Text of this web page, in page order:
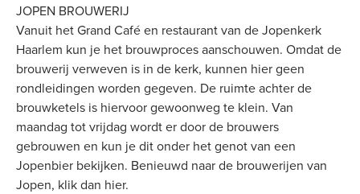
JOPEN BROUWERIJ
Vanuit het Grand Café en restaurant van de Jopenkerk
Haarlem kun je het brouwproces aanschouwen. Omdat de
brouwerij verweven is in de kerk, kunnen hier geen
rondleidingen worden gegeven. De ruimte achter de
brouwketels is hiervoor gewoonweg te klein. Van
maandag tot vrijdag wordt er door de brouwers
gebrouwen en kun je dit onder het genot van een
Jopenbier bekijken. Benieuwd naar de brouwerijen van
Jopen, klik dan hier.